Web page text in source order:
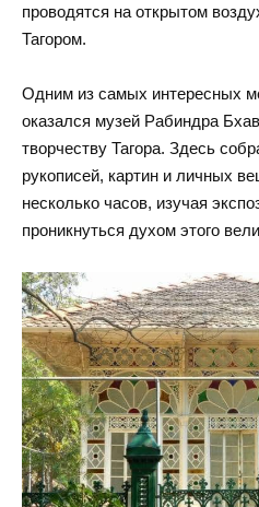
проводятся на открытом
Тагором.
Одним из самых интересных
оказался музей Рабиндра
творчеству Тагора. Здесь
рукописей, картин и личных
несколько часов, изучая
проникнуться духом этого